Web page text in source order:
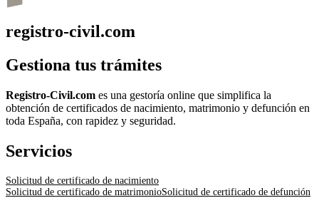
registro-civil.com
Gestiona tus trámites
Registro-Civil.com es una gestoría online que simplifica la
obtención de certificados de nacimiento, matrimonio y defunción en
toda España, con rapidez y seguridad.
Servicios
Solicitud de certificado de nacimiento
Solicitud de certificado de matrimonioSolicitud de certificado de defunción